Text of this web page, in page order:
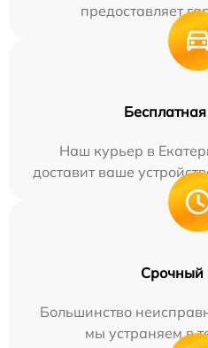
предоставляет
Наш курьер в
доставит ваше
Срочный
Большинство
мы устраняем в